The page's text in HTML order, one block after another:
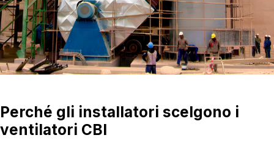
Perché gli installatori scelgono i
ventilatori CBI